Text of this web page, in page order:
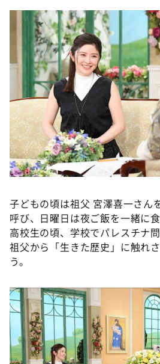
河合＆A.B.C-Z塚田×福井アナ
（news おかえり）
DAIGOも台所 ～きょうの献立
本日はダイアンなり！シーズン
朝だ！生です旅サラダ
教えて！ニュースライブ 正義の
ＬＩＦＥ～夢のカタチ～
新婚さんいらっしゃい！
ポツンと一軒家
ぺこぱのまるスポ
アナ回覧板
子どもの頃は祖父 宮澤喜一さん
呼び、日曜日は夜ご飯を一緒に
高校生の頃、学校でパレスチナ
祖父から「生きた歴史」に触れ
う。